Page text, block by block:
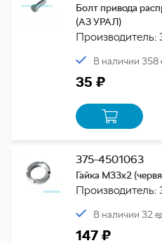
Болт привода
(АЗ УРАЛ)
В наличии 358
35 ₽
375-4501063
Гайка М33х2
В наличии 32
147 ₽